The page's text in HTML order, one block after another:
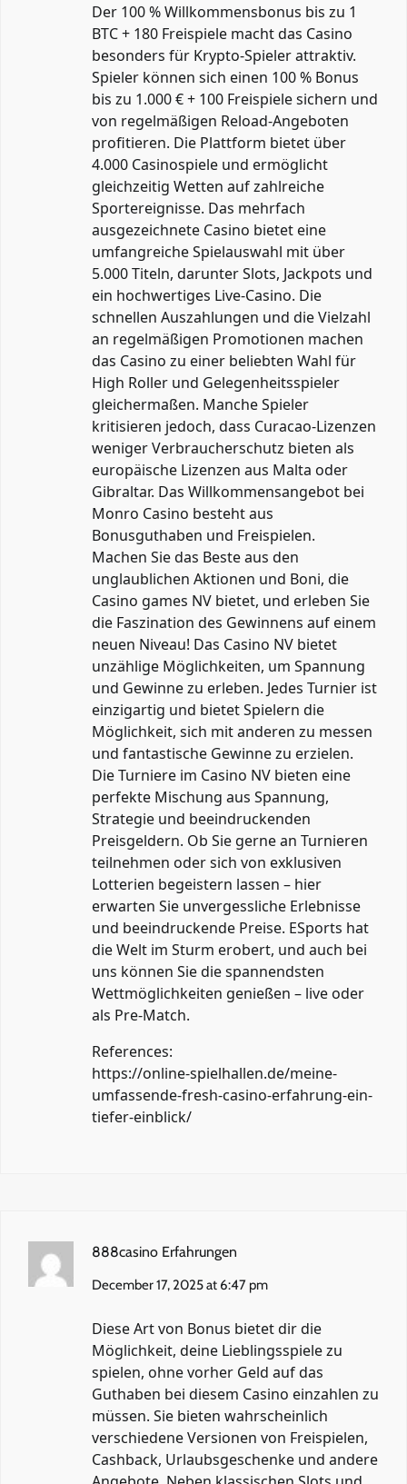
Der 100 % Willkommensbonus bis zu 1
BTC + 180 Freispiele macht das Casino
besonders für Krypto-Spieler attraktiv.
Spieler können sich einen 100 % Bonus
bis zu 1.000 € + 100 Freispiele sichern und
von regelmäßigen Reload-Angeboten
profitieren. Die Plattform bietet über
4.000 Casinospiele und ermöglicht
gleichzeitig Wetten auf zahlreiche
Sportereignisse. Das mehrfach
ausgezeichnete Casino bietet eine
umfangreiche Spielauswahl mit über
5.000 Titeln, darunter Slots, Jackpots und
ein hochwertiges Live-Casino. Die
schnellen Auszahlungen und die Vielzahl
an regelmäßigen Promotionen machen
das Casino zu einer beliebten Wahl für
High Roller und Gelegenheitsspieler
gleichermaßen. Manche Spieler
kritisieren jedoch, dass Curacao-Lizenzen
weniger Verbraucherschutz bieten als
europäische Lizenzen aus Malta oder
Gibraltar. Das Willkommensangebot bei
Monro Casino besteht aus
Bonusguthaben und Freispielen.
Machen Sie das Beste aus den
unglaublichen Aktionen und Boni, die
Casino games NV bietet, und erleben Sie
die Faszination des Gewinnens auf einem
neuen Niveau! Das Casino NV bietet
unzählige Möglichkeiten, um Spannung
und Gewinne zu erleben. Jedes Turnier ist
einzigartig und bietet Spielern die
Möglichkeit, sich mit anderen zu messen
und fantastische Gewinne zu erzielen.
Die Turniere im Casino NV bieten eine
perfekte Mischung aus Spannung,
Strategie und beeindruckenden
Preisgeldern. Ob Sie gerne an Turnieren
teilnehmen oder sich von exklusiven
Lotterien begeistern lassen – hier
erwarten Sie unvergessliche Erlebnisse
und beeindruckende Preise. ESports hat
die Welt im Sturm erobert, und auch bei
uns können Sie die spannendsten
Wettmöglichkeiten genießen – live oder
als Pre-Match.
References:
https://online-spielhallen.de/meine-
umfassende-fresh-casino-erfahrung-ein-
tiefer-einblick/
888casino Erfahrungen
December 17, 2025 at 6:47 pm
Diese Art von Bonus bietet dir die
Möglichkeit, deine Lieblingsspiele zu
spielen, ohne vorher Geld auf das
Guthaben bei diesem Casino einzahlen zu
müssen. Sie bieten wahrscheinlich
verschiedene Versionen von Freispielen,
Cashback, Urlaubsgeschenke und andere